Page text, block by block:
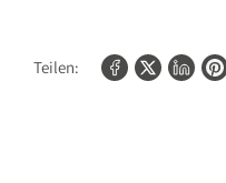
Teilen: